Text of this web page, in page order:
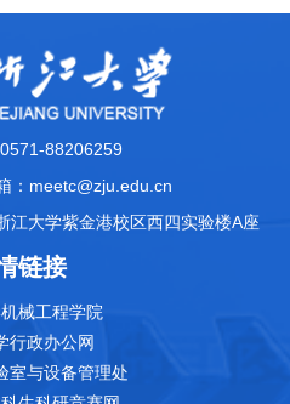
88206259
：meetc@zju.edu.cn
江大学紫金港校区西四实验楼A座
链接
械工程学院
行政办公网
室与设备管理处